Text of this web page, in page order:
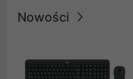
Nowości